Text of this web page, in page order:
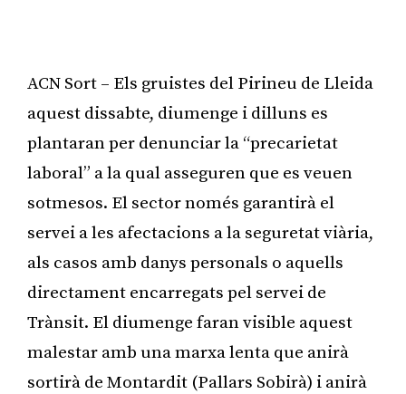
ACN Sort – Els gruistes del Pirineu de Lleida
aquest dissabte, diumenge i dilluns es
plantaran per denunciar la “precarietat
laboral” a la qual asseguren que es veuen
sotmesos. El sector només garantirà el
servei a les afectacions a la seguretat viària,
als casos amb danys personals o aquells
directament encarregats pel servei de
Trànsit. El diumenge faran visible aquest
malestar amb una marxa lenta que anirà
sortirà de Montardit (Pallars Sobirà) i anirà